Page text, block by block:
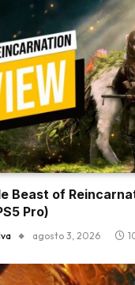
Beast of
Pro)
agosto 3, 2026